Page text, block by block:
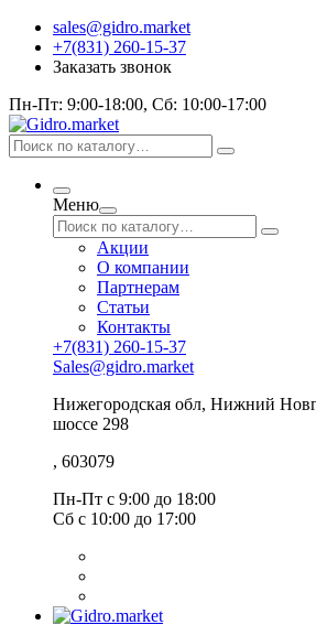
sales@gidro.market
+7(831) 260-15-37
Заказать звонок
Пн-Пт: 9:00-18:00, Сб: 10:00-17:00
Меню
Акции
О компании
Партнерам
Статьи
Контакты
+7(831) 260-15-37
Sales@gidro.market
Нижегородская обл, Нижний
шоссе 298
, 603079
Пн-Пт с 9:00 до 18:00
Сб с 10:00 до 17:00